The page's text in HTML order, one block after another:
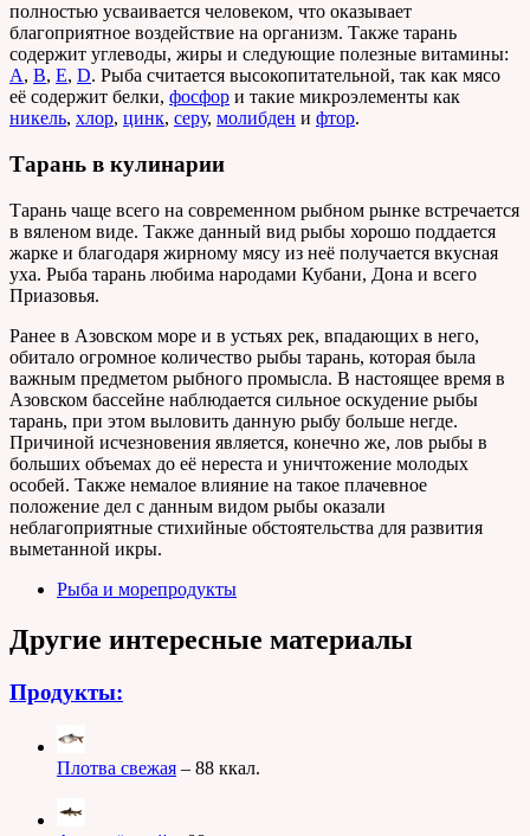
полностью усваивается человеком, что оказывает
благоприятное воздействие на организм. Также тарань
содержит углеводы, жиры и следующие полезные витамины:
А, B, E, D. Рыба считается высокопитательной, так как мясо
её содержит белки, фосфор и такие микроэлементы как
никель, хлор, цинк, серу, молибден и фтор.
Тарань в кулинарии
Тарань чаще всего на современном рыбном рынке встречается
в вяленом виде. Также данный вид рыбы хорошо поддается
жарке и благодаря жирному мясу из неё получается вкусная
уха. Рыба тарань любима народами Кубани, Дона и всего
Приазовья.
Ранее в Азовском море и в устьях рек, впадающих в него,
обитало огромное количество рыбы тарань, которая была
важным предметом рыбного промысла. В настоящее время в
Азовском бассейне наблюдается сильное оскудение рыбы
тарань, при этом выловить данную рыбу больше негде.
Причиной исчезновения является, конечно же, лов рыбы в
больших объемах до её нереста и уничтожение молодых
особей. Также немалое влияние на такое плачевное
положение дел с данным видом рыбы оказали
неблагоприятные стихийные обстоятельства для развития
выметанной икры.
Рыба и морепродукты
Другие интересные материалы
Продукты:
Плотва свежая – 88 ккал.